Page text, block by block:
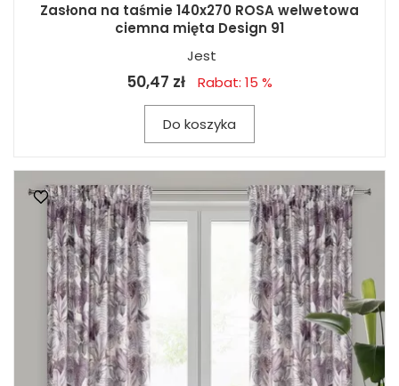
Zasłona na taśmie 140x270 ROSA welwetowa
ciemna mięta Design 91
Jest
50,47 zł Rabat: 15 %
Do koszyka